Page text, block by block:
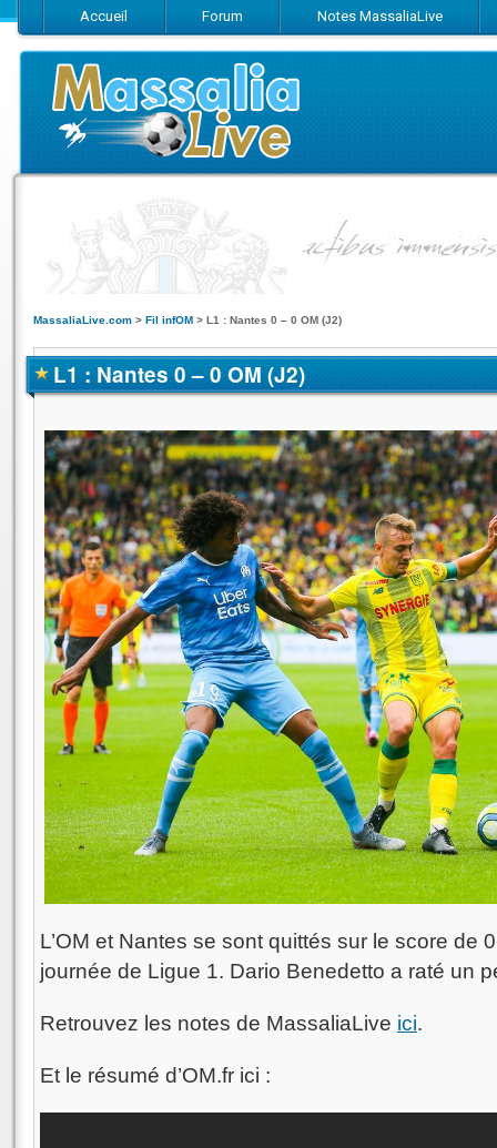
Accueil Forum Notes MassaliaLive
Suivez-nous sur Facebook
Suivez-nous sur Twitter
Abonnez-
MassaliaLive.com > Fil infOM > L1 : Nantes 0 – 0 OM (J2)
L1 : Nantes 0 – 0 OM (J2)
L’OM et Nantes se sont quittés sur le score de
journée de Ligue 1. Dario Benedetto a raté un
Retrouvez les notes de MassaliaLive ici.
Et le résumé d’OM.fr ici :